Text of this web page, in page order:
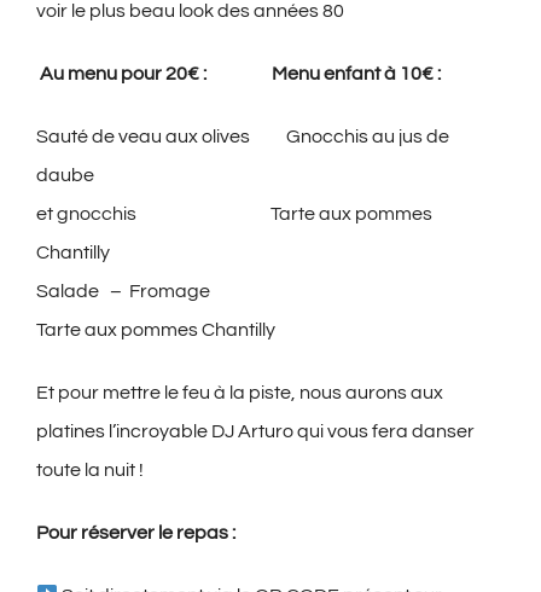
voir le plus beau look des années 80
️ Au menu pour 20€ : Menu enfant à 10€ :
Sauté de veau aux olives Gnocchis au jus de
daube
et gnocchis Tarte aux pommes
Chantilly
Salade – Fromage
Tarte aux pommes Chantilly
Et pour mettre le feu à la piste, nous aurons aux
platines l’incroyable DJ Arturo qui vous fera danser
toute la nuit !
Pour réserver le repas :